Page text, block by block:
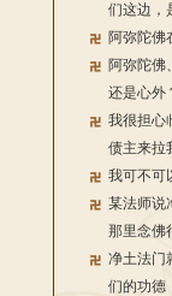
们这边，
阿弥陀佛
阿弥陀佛
还是心外
我很担心
债主来拉
我可不可
某法师说
那里念佛
净土法门
们的功德